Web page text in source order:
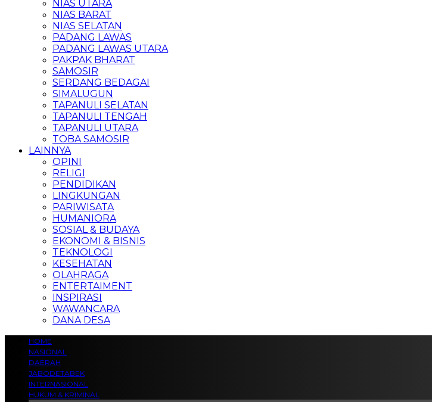
NIAS UTARA
NIAS BARAT
NIAS SELATAN
PADANG LAWAS
PADANG LAWAS UTARA
PAKPAK BHARAT
SAMOSIR
SERDANG BEDAGAI
SIMALUGUN
TAPANULI SELATAN
TAPANULI TENGAH
TAPANULI UTARA
TOBA SAMOSIR
LAINNYA
OPINI
RELIGI
PENDIDIKAN
LINGKUNGAN
PARIWISATA
HUMANIORA
SOSIAL & BUDAYA
EKONOMI & BISNIS
TEKNOLOGI
KESEHATAN
OLAHRAGA
ENTERTAIMENT
INSPIRASI
WAWANCARA
DANA DESA
HOME
NASIONAL
DAERAH
JABODETABEK
INTERNASIONAL
HUKUM & KRIMINAL